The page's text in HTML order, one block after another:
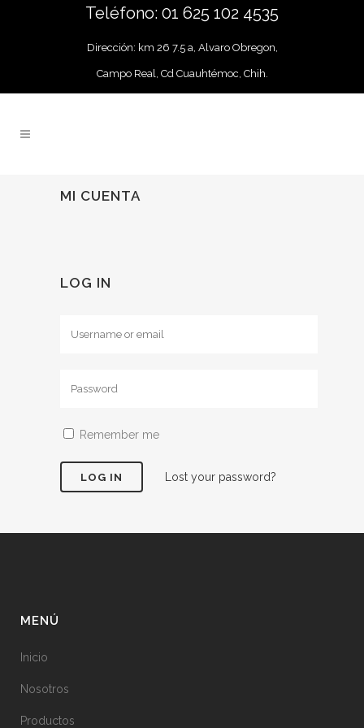
Teléfono: 01 625 102 4535
Dirección: km 26 7.5 a, Alvaro Obregon,
Campo Real, Cd Cuauhtémoc, Chih.
MI CUENTA
LOG IN
Remember me
Lost your password?
MENÚ
Inicio
Nosotros
Productos